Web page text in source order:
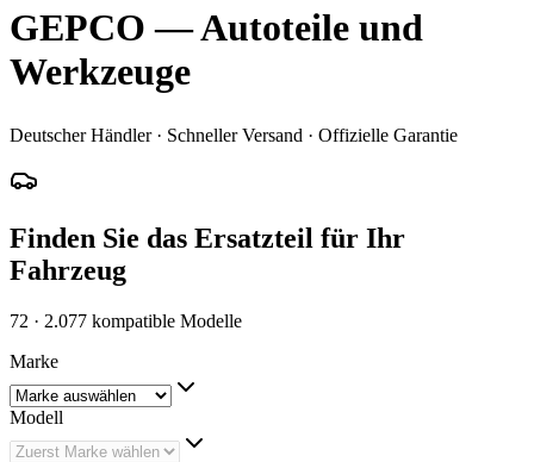
GEPCO — Autoteile und
Werkzeuge
Deutscher Händler · Schneller Versand · Offizielle Garantie
Finden Sie das Ersatzteil für Ihr
Fahrzeug
72 · 2.077 kompatible Modelle
Marke
Modell